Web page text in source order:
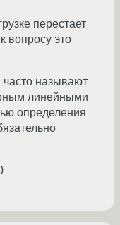
перестает
вопросу это
называют
линейными
определения